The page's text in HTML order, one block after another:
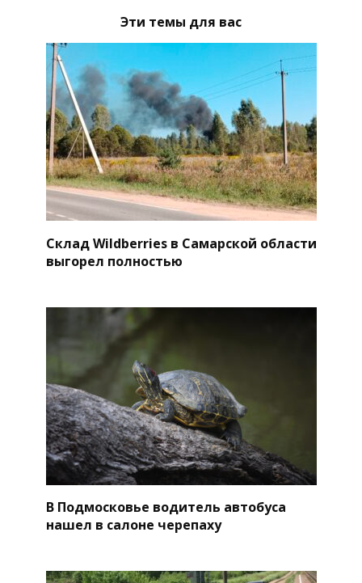
Эти темы для вас
Склад Wildberries в Самарской области
выгорел полностью
В Подмосковье водитель автобуса
нашел в салоне черепаху